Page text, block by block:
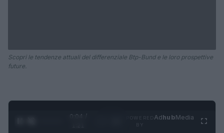
Scopri le tendenze attuali del differenziale Btp-Bund e le loro prospettive
future.
0:05 /
AdhubMedia